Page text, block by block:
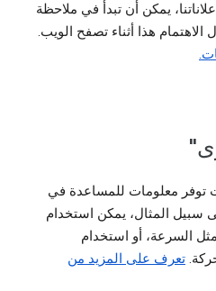
يمكن أن تبدأ في ملاحظة
الاهتمام هذا أثناء تصفح الويب.
معلومات للمساعدة في
المثال، يمكن استخدام
السرعة، أو استخدام
تعرف على المزيد من